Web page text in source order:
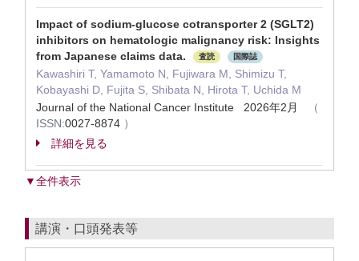
Impact of sodium-glucose cotransporter 2 (SGLT2)
inhibitors on hematologic malignancy risk: Insights
from Japanese claims data.
査読 国際誌
Kawashiri T, Yamamoto N, Fujiwara M, Shimizu T,
Kobayashi D, Fujita S, Shibata N, Hirota T, Uchida M
Journal of the National Cancer Institute 2026年2月
（
ISSN:0027-8874 ）
詳細を見る
▼全件表示
講演・口頭発表等